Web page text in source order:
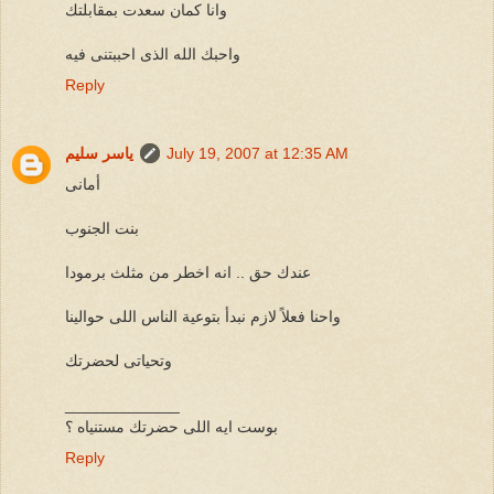
وانا كمان سعدت بمقابلتك
واحبك الله الذى احببتنى فيه
Reply
ياسر سليم
July 19, 2007 at 12:35 AM
أمانى
بنت الجنوب
عندك حق .. انه اخطر من مثلث برمودا
واحنا فعلاً لازم نبدأ بتوعية الناس اللى حوالينا
وتحياتى لحضرتك
بوست ايه اللى حضرتك مستنياه ؟
Reply